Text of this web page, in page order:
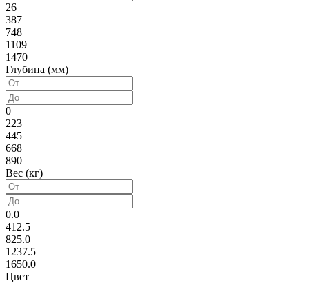
26
387
748
1109
1470
Глубина (мм)
0
223
445
668
890
Вес (кг)
0.0
412.5
825.0
1237.5
1650.0
Цвет